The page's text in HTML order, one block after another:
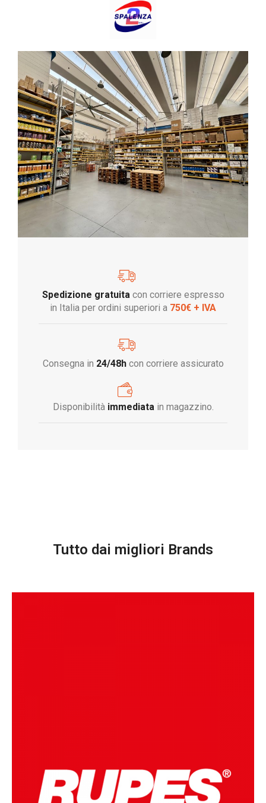
Spedizione gratuita con corriere espresso
in Italia per ordini superiori a 750€ + IVA
Consegna in 24/48hcon corriere assicurato
Disponibilità immediata in magazzino.
Tutto dai migliori Brands